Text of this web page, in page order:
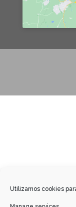
Utilizamos cookies